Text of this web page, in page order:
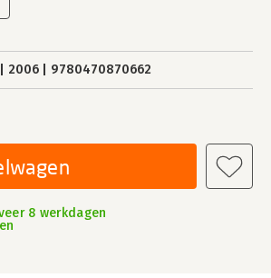
2006 9780470870662
8 werkdagen